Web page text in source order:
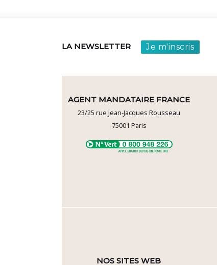
LA NEWSLETTER Je m'inscris
AGENT MANDATAIRE FRANCE
23/25 rue Jean-Jacques Rousseau
75001 Paris
NOS SITES WEB